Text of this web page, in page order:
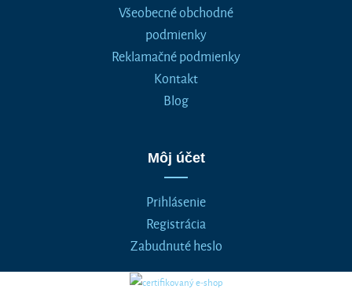
Všeobecné obchodné
podmienky
Reklamačné podmienky
Kontakt
Blog
Môj účet
Prihlásenie
Registrácia
Zabudnuté heslo